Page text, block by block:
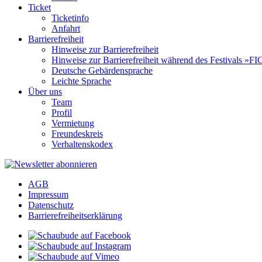
Ticket
Ticketinfo
Anfahrt
Barrierefreiheit
Hinweise zur Barrierefreiheit
Hinweise zur Barrierefreiheit während des Festivals
Deutsche Gebärdensprache
Leichte Sprache
Über uns
Team
Profil
Vermietung
Freundeskreis
Verhaltenskodex
AGB
Impressum
Datenschutz
Barrierefreiheitserklärung